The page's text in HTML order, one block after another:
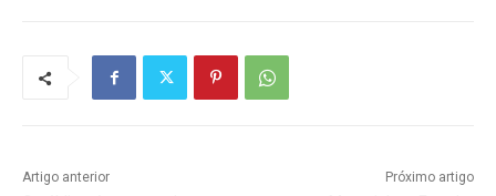
Artigo anterior Próximo artigo